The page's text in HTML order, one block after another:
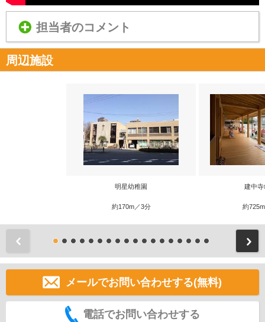
担当者のコメント
周辺施設
明星幼稚園
約170m／3分
建中寺
約
メールでお問い合わせする(無料)
電話でお問い合わせする